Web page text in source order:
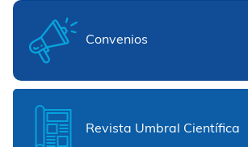
Convenios
Revista Umbral Científica